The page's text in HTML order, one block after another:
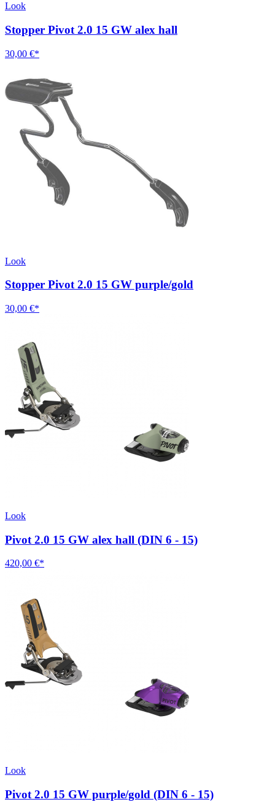
Look
Stopper Pivot 2.0 15 GW alex hall
30,00 €*
Look
Stopper Pivot 2.0 15 GW purple/gold
30,00 €*
Look
Pivot 2.0 15 GW alex hall (DIN 6 - 15)
420,00 €*
Look
Pivot 2.0 15 GW purple/gold (DIN 6 - 15)